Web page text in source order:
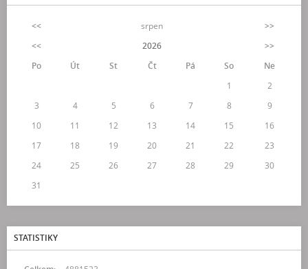
<< srpen
>>
<<
2026
>>
Po
Út St Čt Pá So
Ne
1
2
3
4 5 6 7 8
9
10
11 12 13 14 15
16
17
18 19 20 21 22
23
24
25 26 27 28 29
30
31
STATISTIKY